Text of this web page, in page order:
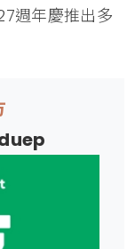
週年慶推出多